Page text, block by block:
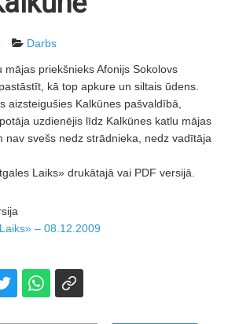
Darbs
mājas priekšnieks Afonijs Sokolovs
kā top apkure un siltais ūdens.
aizsteigušies Kalkūnes pašvaldībā,
uzdienējis līdz Kalkūnes katlu mājas
nav svešs nedz strādnieka, nedz vadītāja
Laiks» drukātajā vai PDF versijā.
– 08.12.2009